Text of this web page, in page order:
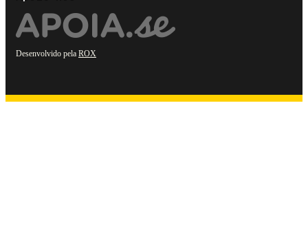
Desenvolvido pela ROX